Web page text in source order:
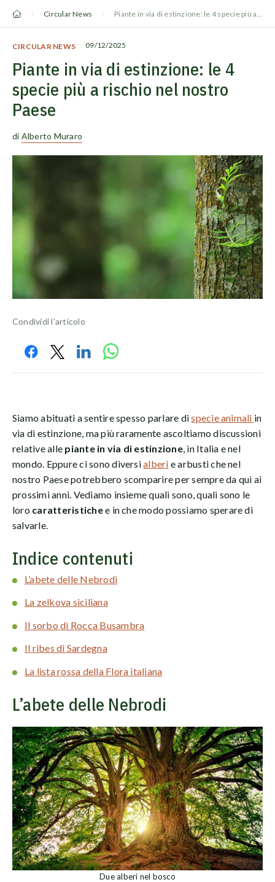
Circular News Piante in via di estinzione: le 4 specie più a rischio nel nostro Paese
CIRCULAR NEWS 09/12/2025
Piante in via di estinzione: le 4
specie più a rischio nel nostro
Paese
di Alberto Muraro
Condividi l'articolo
Siamo abituati a sentire spesso parlare dispecie animali in
via di estinzione, ma più raramente ascoltiamo discussioni
relative alle piante in via di estinzione, in Italia e nel
mondo. Eppure ci sono diversialberi e arbusti che nel
nostro Paese potrebbero scomparire per sempre da qui ai
prossimi anni. Vediamo insieme quali sono, quali sono le
loro caratteristichee in che modo possiamo sperare di
salvarle.
Indice contenuti
L’abete delle Nebrodi
La zelkova siciliana
Il sorbo di Rocca Busambra
Il ribes di Sardegna
La lista rossa della Flora italiana
L’abete delle Nebrodi
Due alberi nel bosco